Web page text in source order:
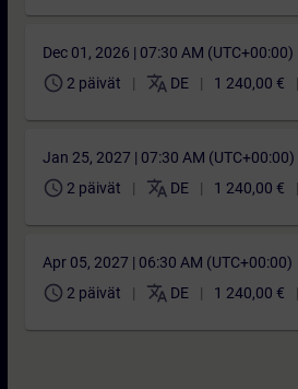
Dec 01, 2026 | 07:30 AM (UTC+00:00)
schedule 2 päivät translate DE 1 240,00 €
Jan 25, 2027 | 07:30 AM (UTC+00:00)
schedule 2 päivät translate DE 1 240,00 €
Apr 05, 2027 | 06:30 AM (UTC+00:00)
schedule 2 päivät translate DE 1 240,00 €